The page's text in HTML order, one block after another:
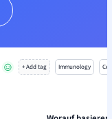
+ Add tag Immunology